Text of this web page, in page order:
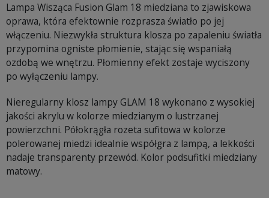
Lampa Wisząca Fusion Glam 18 miedziana to zjawiskowa
oprawa, która efektownie rozprasza światło po jej
włączeniu. Niezwykła struktura klosza po zapaleniu światła
przypomina ogniste płomienie, stając się wspaniałą
ozdobą we wnętrzu. Płomienny efekt zostaje wyciszony
po wyłączeniu lampy.
Nieregularny klosz lampy GLAM 18 wykonano z wysokiej
jakości akrylu w kolorze miedzianym o lustrzanej
powierzchni. Półokrągła rozeta sufitowa w kolorze
polerowanej miedzi idealnie współgra z lampą, a lekkości
nadaje transparenty przewód. Kolor podsufitki miedziany
matowy.